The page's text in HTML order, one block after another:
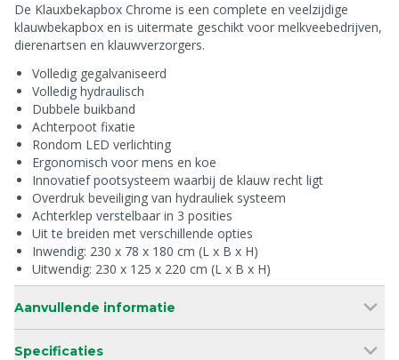
De Klauxbekapbox Chrome is een complete en veelzijdige
klauwbekapbox en is uitermate geschikt voor melkveebedrijven,
dierenartsen en klauwverzorgers.
Volledig gegalvaniseerd
Volledig hydraulisch
Dubbele buikband
Achterpoot fixatie
Rondom LED verlichting
Ergonomisch voor mens en koe
Innovatief pootsysteem waarbij de klauw recht ligt
Overdruk beveiliging van hydrauliek systeem
Achterklep verstelbaar in 3 posities
Uit te breiden met verschillende opties
Inwendig: 230 x 78 x 180 cm (L x B x H)
Uitwendig: 230 x 125 x 220 cm (L x B x H)
Aanvullende informatie
Specificaties